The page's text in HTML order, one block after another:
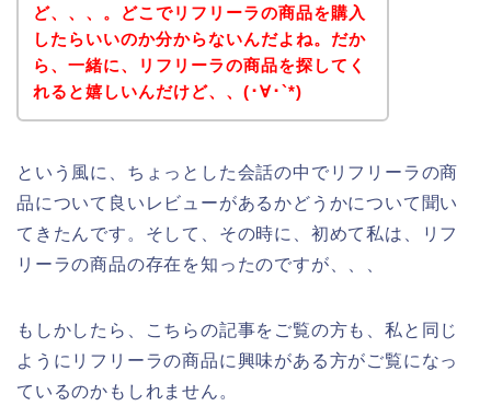
ど、、、。どこでリフリーラの商品を購入
したらいいのか分からないんだよね。だか
ら、一緒に、リフリーラの商品を探してく
れると嬉しいんだけど、、(･∀･`*)
という風に、ちょっとした会話の中でリフリーラの商
品について良いレビューがあるかどうかについて聞い
てきたんです。そして、その時に、初めて私は、リフ
リーラの商品の存在を知ったのですが、、、
もしかしたら、こちらの記事をご覧の方も、私と同じ
ようにリフリーラの商品に興味がある方がご覧になっ
ているのかもしれません。